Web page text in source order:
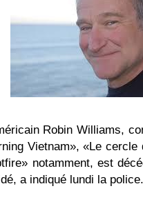
Robin Williams,
Vietnam», «Le
notamment, est
a indiqué lundi la police.